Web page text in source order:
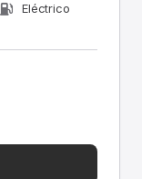
Eléctrico